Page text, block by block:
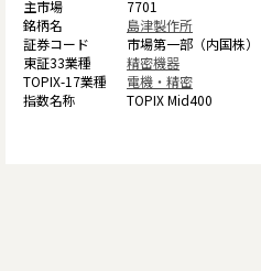
7701
島津製作所
市場第一部（内国株）
精密機器
電機・精密
TOPIX Mid400